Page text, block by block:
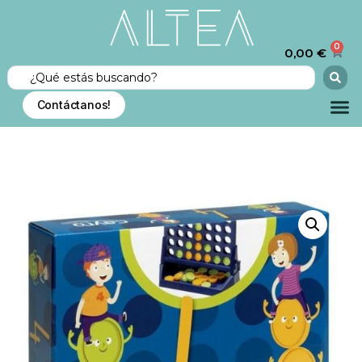
0,00 € 0
Contáctanos!